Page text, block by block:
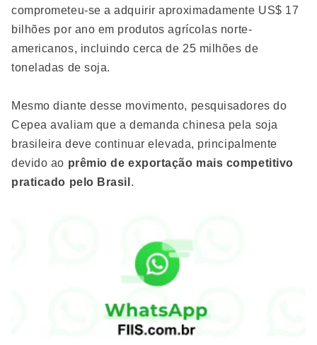
comprometeu-se a adquirir aproximadamente US$ 17
bilhões por ano em produtos agrícolas norte-
americanos, incluindo cerca de 25 milhões de
toneladas de soja.
Mesmo diante desse movimento, pesquisadores do
Cepea avaliam que a demanda chinesa pela soja
brasileira deve continuar elevada, principalmente
devido ao prêmio de exportação mais competitivo
praticado pelo Brasil .